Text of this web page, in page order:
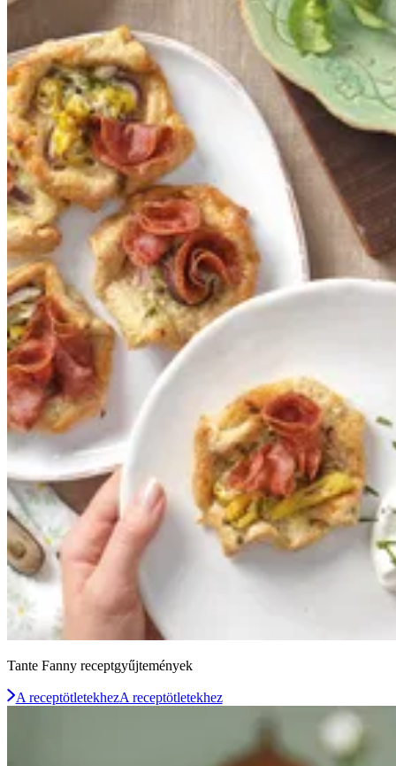
Tante Fanny receptgyűjtemények
A receptötletekhezA receptötletekhez